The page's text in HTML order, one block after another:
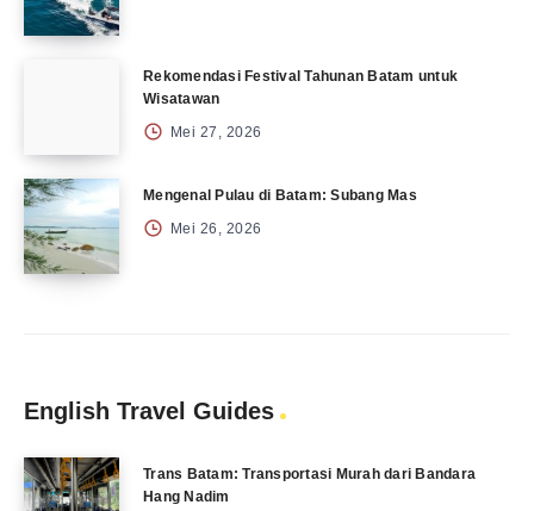
Rekomendasi Festival Tahunan Batam untuk
Wisatawan
Mei 27, 2026
Mengenal Pulau di Batam: Subang Mas
Mei 26, 2026
English Travel Guides
Trans Batam: Transportasi Murah dari Bandara
Hang Nadim